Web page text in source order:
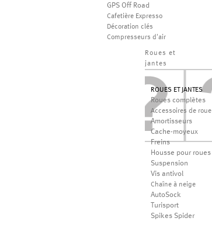
GPS Off Road
Cafetière Expresso
Décoration clés
Compresseurs d'air
Roues et
jantes
ROUES ET JANTES
Roues complètes
Accessoires de roue
Amortisseurs
Cache-moyeux
Freins
Housse pour roues
Suspension
Vis antivol
Chaîne à neige
AutoSock
Turisport
Spikes Spider